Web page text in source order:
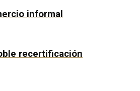
informal
recertificación